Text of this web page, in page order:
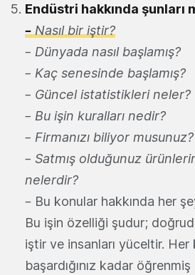
Endüstri hakkında şunları
– Nasıl bir iştir?
– Dünyada nasıl başlamış?
– Kaç senesinde başlamış?
– Güncel istatistikleri neler?
– Bu işin kuralları nedir?
– Firmanızı biliyor musunuz?
– Satmış olduğunuz
nelerdir?
– Bu konular hakkında her
Bu işin özelliği şudur;
iştir ve insanları yüceltir. Her
başardığınız kadar